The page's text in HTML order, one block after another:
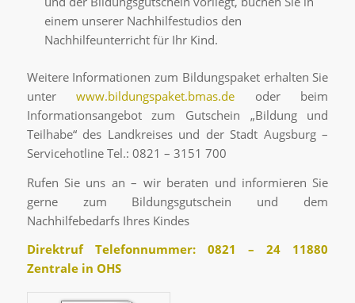
einem unserer Nachhilfestudios den
Nachhilfeunterricht für Ihr Kind.
Weitere Informationen zum Bildungspaket erhalten Sie
unterwww.bildungspaket.bmas.de oder beim
Informationsangebot zum Gutschein „Bildung und
Teilhabe“ des Landkreises und der Stadt Augsburg –
Servicehotline Tel.: 0821 – 3151 700
Rufen Sie uns an – wir beraten und informieren Sie
gerne zum Bildungsgutschein und dem
Nachhilfebedarfs Ihres Kindes
Direktruf Telefonnummer: 0821 – 24 11880
Zentrale in OHS